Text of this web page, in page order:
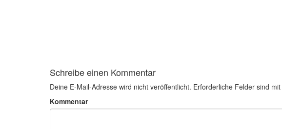
Schreibe einen Kommentar
Deine E-Mail-Adresse wird nicht veröffentlicht. Erforderliche Felder sind mit
Kommentar